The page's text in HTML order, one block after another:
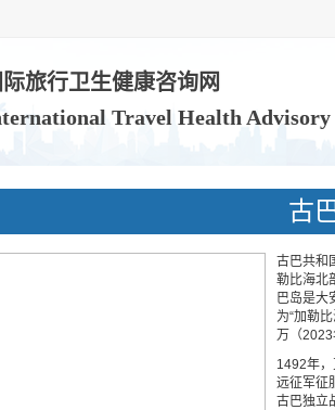
际旅行卫生健康咨询网
Travel Health
古
古巴共和
勒比海北
巴岛是大
为“加勒
万（
1492年
远征军征
古巴独立